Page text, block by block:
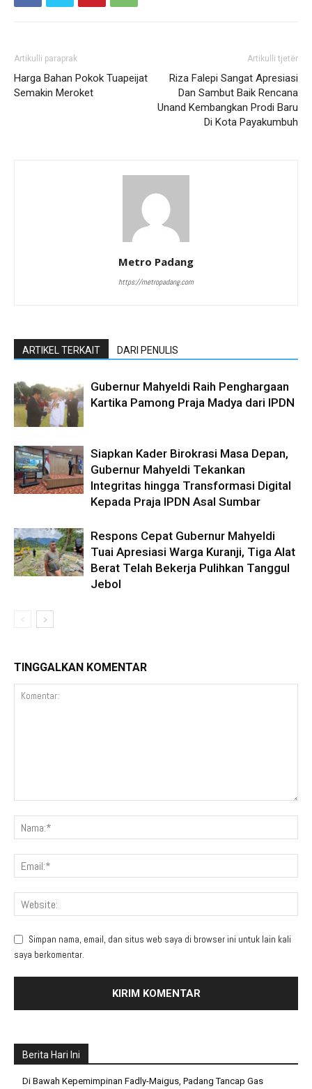
Artikulli paraprak
Harga Bahan Pokok Tuapeijat
Semakin Meroket
Artikulli tjetër
Riza Falepi Sangat Apresiasi
Dan Sambut Baik Rencana
Unand Kembangkan Prodi Baru
Di Kota Payakumbuh
Metro Padang
https://metropadang.com
ARTIKEL TERKAIT DARI PENULIS
Gubernur Mahyeldi Raih Penghargaan
Kartika Pamong Praja Madya dari IPDN
Siapkan Kader Birokrasi Masa Depan,
Gubernur Mahyeldi Tekankan
Integritas hingga Transformasi Digital
Kepada Praja IPDN Asal Sumbar
Respons Cepat Gubernur Mahyeldi
Tuai Apresiasi Warga Kuranji, Tiga Alat
Berat Telah Bekerja Pulihkan Tanggul
Jebol
TINGGALKAN KOMENTAR
Simpan nama, email, dan situs web saya di browser ini untuk lain kali
saya berkomentar.
Berita Hari Ini
Di Bawah Kepemimpinan Fadly-Maigus, Padang Tancap Gas